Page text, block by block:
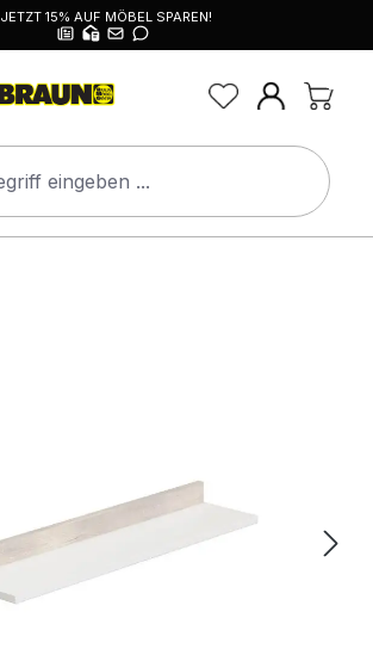
JETZT 15% AUF MÖBEL SPAREN!